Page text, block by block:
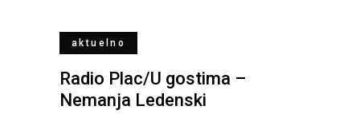
aktuelno
Radio Plac/U gostima –
Nemanja Ledenski